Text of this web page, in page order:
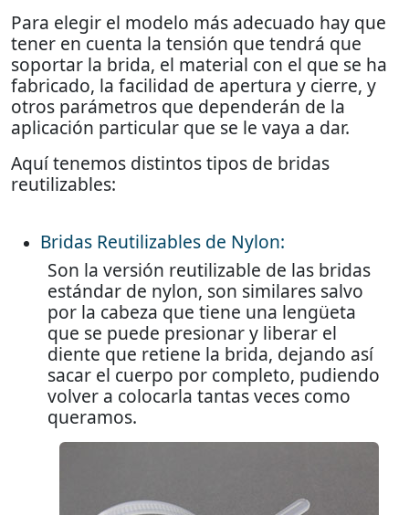
Para elegir el modelo más adecuado hay que
tener en cuenta la tensión que tendrá que
soportar la brida, el material con el que se ha
fabricado, la facilidad de apertura y cierre, y
otros parámetros que dependerán de la
aplicación particular que se le vaya a dar.
Aquí tenemos distintos tipos de bridas
reutilizables:
Bridas Reutilizables de Nylon:
Son la versión reutilizable de las bridas
estándar de nylon, son similares salvo
por la cabeza que tiene una lengüeta
que se puede presionar y liberar el
diente que retiene la brida, dejando así
sacar el cuerpo por completo, pudiendo
volver a colocarla tantas veces como
queramos.